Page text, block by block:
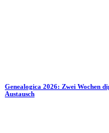
Genealogica 2026: Zwei Wochen
Austausch